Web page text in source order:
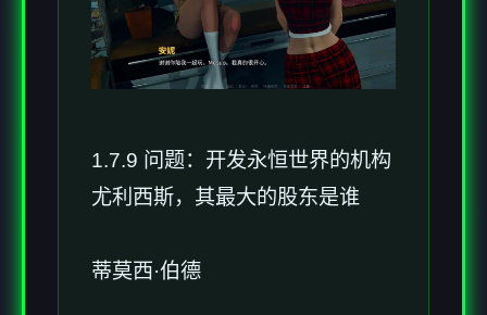
1.7.9 问题：开发永恒世界的机构
尤利西斯，其最大的股东是谁
蒂莫西·伯德